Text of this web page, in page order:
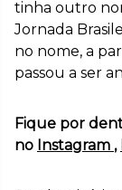
tinha outro
Jornada
no nome, a
passou a ser
Fique por
no Instagram ,